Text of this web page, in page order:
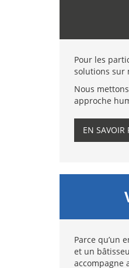
Pour les
solutions sur
Nous
approche
EN SAVOIR
Parce qu’un
et un
accompagne